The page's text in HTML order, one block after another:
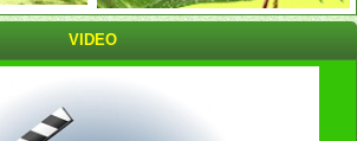
VIDEO